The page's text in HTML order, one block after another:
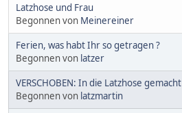
Latzhose und Frau
Begonnen von Meinereiner
Ferien, was habt Ihr so getragen ?
Begonnen von latzer
VERSCHOBEN: In die Latzhose gemacht
Begonnen von latzmartin